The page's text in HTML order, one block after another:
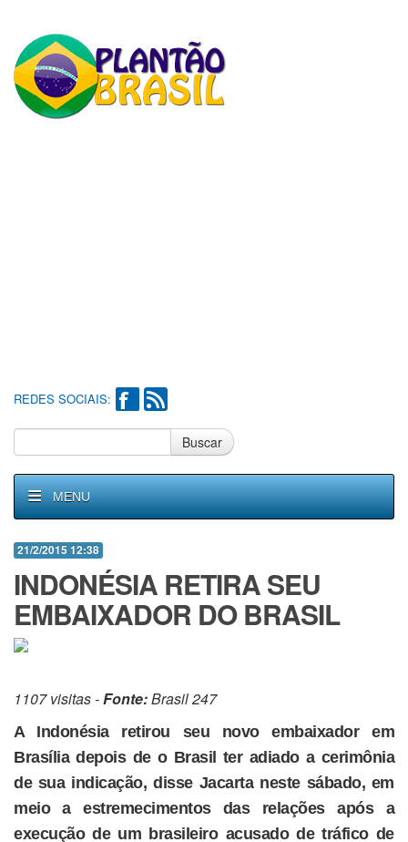
REDES SOCIAIS:
Buscar
MENU
21/2/2015 12:38
INDONÉSIA RETIRA SEU
EMBAIXADOR DO BRASIL
1107 visitas -Fonte:Brasil 247
A Indonésia retirou seu novo embaixador em
Brasília depois de o Brasil ter adiado a cerimônia
de sua indicação, disse Jacarta neste sábado, em
meio a estremecimentos das relações após a
execução de um brasileiro acusado de tráfico de